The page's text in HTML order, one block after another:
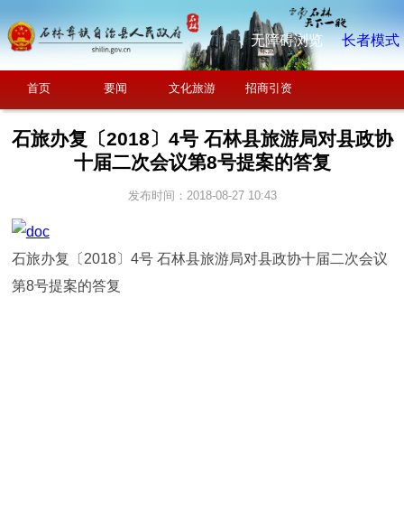
无障碍浏览 长者模式
首页 要闻 文化旅游 招商引资
石旅办复〔2018〕4号 石林县旅游局对县政协
十届二次会议第8号提案的答复
发布时间：2018-08-27 10:43
石旅办复〔2018〕4号 石林县旅游局对县政协十届二次会议
第8号提案的答复